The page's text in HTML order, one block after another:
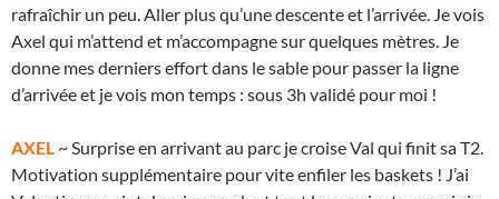
rafraîchir un peu. Aller plus qu’une descente et l’arrivée. Je vois
Axel qui m’attend et m’accompagne sur quelques mètres. Je
donne mes derniers effort dans le sable pour passer la ligne
d’arrivée et je vois mon temps : sous 3h validé pour moi !
AXEL ~ Surprise en arrivant au parc je croise Val qui finit sa T2.
Motivation supplémentaire pour vite enfiler les baskets ! J’ai